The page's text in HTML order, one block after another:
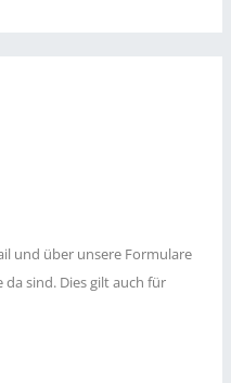
und über unsere Formulare
da sind. Dies gilt auch für